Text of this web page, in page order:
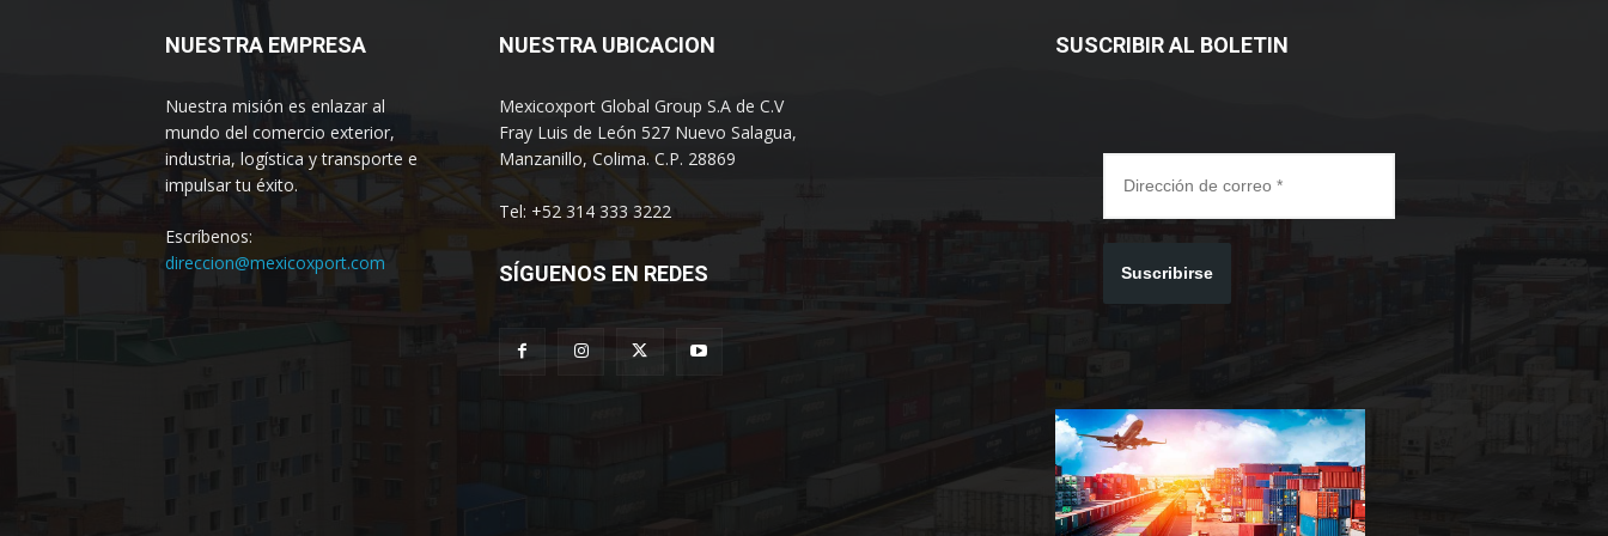
NUESTRA EMPRESA
Nuestra misión es enlazar al
mundo del comercio exterior,
industria, logística y transporte e
impulsar tu éxito.
Escríbenos:
direccion@mexicoxport.com
NUESTRA UBICACION
Mexicoxport Global Group S.A de C.V
Fray Luis de León 527 Nuevo Salagua,
Manzanillo, Colima. C.P. 28869
Tel: +52 314 333 3222
SÍGUENOS EN REDES
SUSCRIBIR AL BOLETIN
Suscribirse